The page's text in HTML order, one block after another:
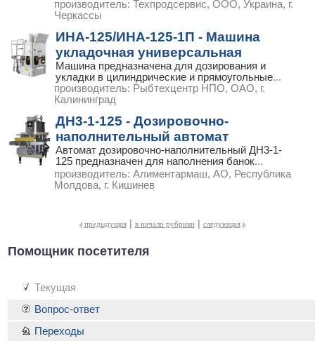
производитель: Техпродсервис, ООО, Украина, г.
Черкассы
ИНА-125/ИНА-125-1П - Машина
укладочная универсальная
Машина предназначена для дозирования и
укладки в цилиндрические и прямоугольные...
производитель: Рыбтехцентр НПО, ОАО, г.
Калининград
ДН3-1-125 - Дозировочно-
наполнительный автомат
Автомат дозировочно-наполнительный ДН3-1-
125 предназначен для наполнения банок...
производитель: Алиментармаш, АО, Республика
Молдова, г. Кишинев
предыдущая | в начало рубрики | следующая
Помощник посетителя
Текущая
Вопрос-ответ
Переходы